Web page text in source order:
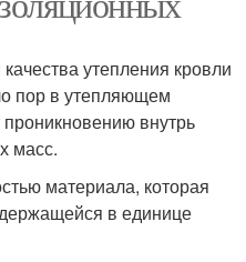
утепления кровли
пор в утепляющем
проникновению внутрь
масс.
материала, которая
в единице